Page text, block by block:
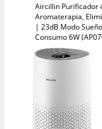
Aircillin Purificador
Aromaterapia,
| 23dB Modo
Consumo 6W